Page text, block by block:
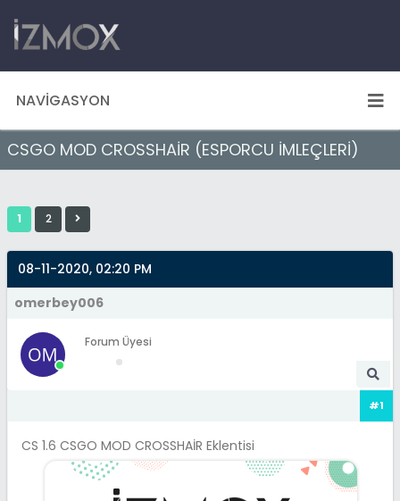
NAVIGASYON
CSGO MOD CROSSHAİR (ESPORCU İMLEÇLERİ)
1 2
08-11-2020, 02:20 PM
omerbey006
Forum Üyesi
#1
CS 1.6 CSGO MOD CROSSHAİR Eklentisi